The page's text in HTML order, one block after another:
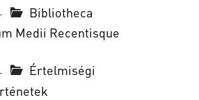
Bib­li­ot­he­ca
Me­dii Re­cen­tis­que
Értelmiségi